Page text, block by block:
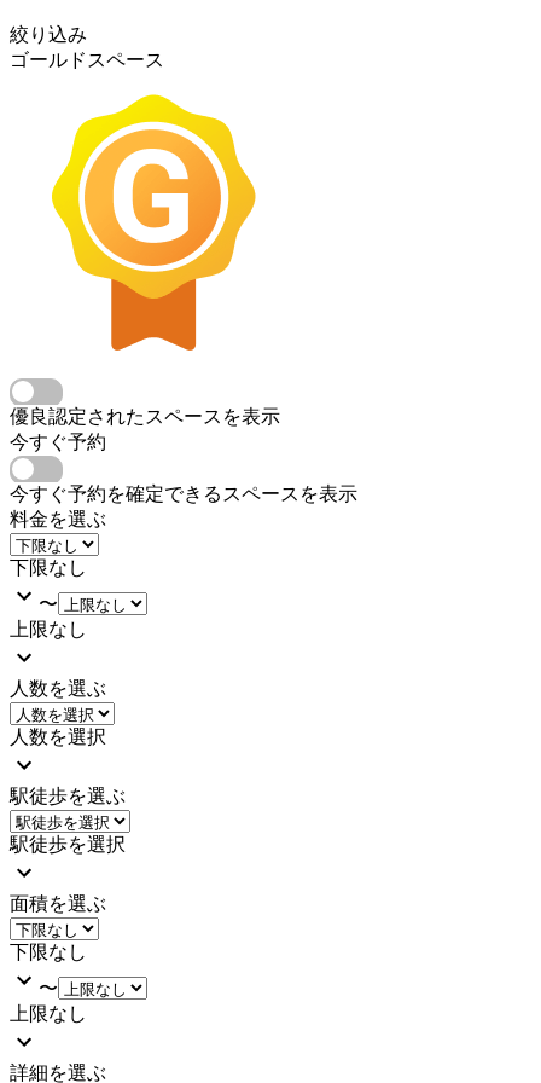
絞り込み
ゴールドスペース
優良認定されたスペースを表示
今すぐ予約
今すぐ予約を確定できるスペースを表示
料金を選ぶ
下限なし
〜
上限なし
人数を選ぶ
人数を選択
駅徒歩を選ぶ
駅徒歩を選択
面積を選ぶ
下限なし
〜
上限なし
詳細を選ぶ